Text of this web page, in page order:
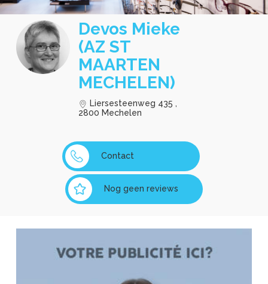
Devos Mieke
(AZ ST
MAARTEN
MECHELEN)
Liersesteenweg 435 ,
2800 Mechelen
Contact
Nog geen reviews